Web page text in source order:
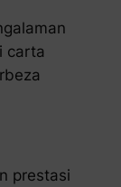
carta
prestasi